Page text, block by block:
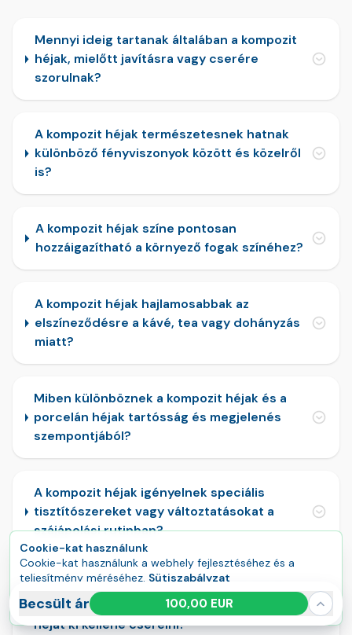
Becsült ár 100,00 EUR
Mennyi ideig tartanak általában a kompozit
héjak, mielőtt javításra vagy cserére
szorulnak?
A kompozit héjak természetesnek hatnak
különböző fényviszonyok között és közelről
is?
A kompozit héjak színe pontosan
hozzáigazítható a környező fogak színéhez?
A kompozit héjak hajlamosabbak az
elszíneződésre a kávé, tea vagy dohányzás
miatt?
Miben különböznek a kompozit héjak és a
porcelán héjak tartósság és megjelenés
szempontjából?
A kompozit héjak igényelnek speciális
tisztítószereket vagy változtatásokat a
szájápolási rutinban?
A lepattant vagy elkopott kompozit héjak
könnyen javíthatók anélkül, hogy a teljes
héjat ki kellene cserélni?
Cookie-kat használunk
Cookie-kat használunk a webhely fejlesztéséhez és a
teljesítmény méréséhez. Sütiszabályzat
Összes elfogadása
Kezelés